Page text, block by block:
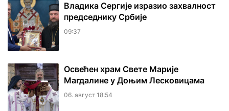
Владика Сергије изразио захвалност
председнику Србије
09:37
Освећен храм Свете Марије
Магдалине у Доњим Лесковицама
06. август 18:54